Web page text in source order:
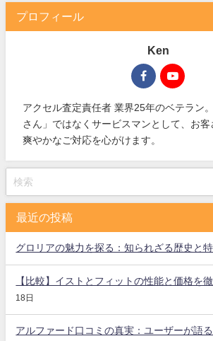
プロフィール
Ken
アクセル査定責任者 業界25年のベテラン
さん」ではなくサービスマンとして、お客
爽やかなご対応を心がけます。
最近の投稿
グロリアの魅力を探る：知られざる歴史と
【比較】イストとフィットの性能と価格を
18日
アルファード口コミの真実：ユーザーが語